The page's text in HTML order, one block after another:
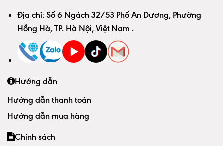
Địa chỉ: Số 6 Ngách 32/53 Phố An Dương, Phường
Hồng Hà, TP. Hà Nội, Việt Nam .
Hướng dẫn
Hướng dẫn thanh toán
Hướng dẫn mua hàng
Chính sách